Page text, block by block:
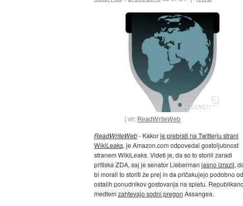
vir: ReadWriteWeb
ReadWriteWeb- Kakorje prebrati na Twitterju strani
WikiLeaks, je Amazon.com odpovedal gostoljubnost
stranem WikiLeaks. Videti je, da so to storili zaradi
pritiska ZDA, saj je senator Lieberman jasno izrazil,
bi morali to storiti že prej in da pričakujejo podobno od
ostalih ponudnikov gostovanja na spletu.
medtemzahtevajo sodni pregon Assangea.